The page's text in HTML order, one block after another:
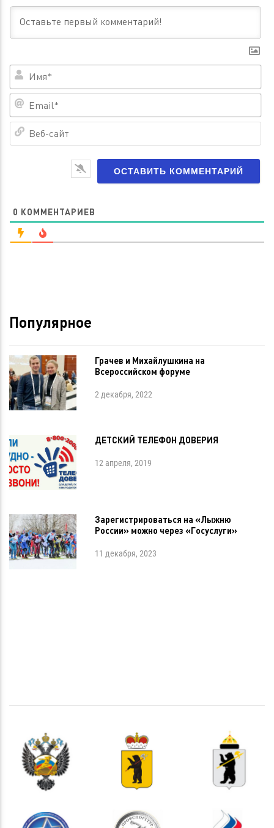
0 КОММЕНТАРИЕВ
Популярное
Грачев и Михайлушкина на
Всероссийском форуме
2 декабря, 2022
ДЕТСКИЙ ТЕЛЕФОН ДОВЕРИЯ
12 апреля, 2019
Зарегистрироваться на «Лыжню
России» можно через «Госуслуги»
11 декабря, 2023